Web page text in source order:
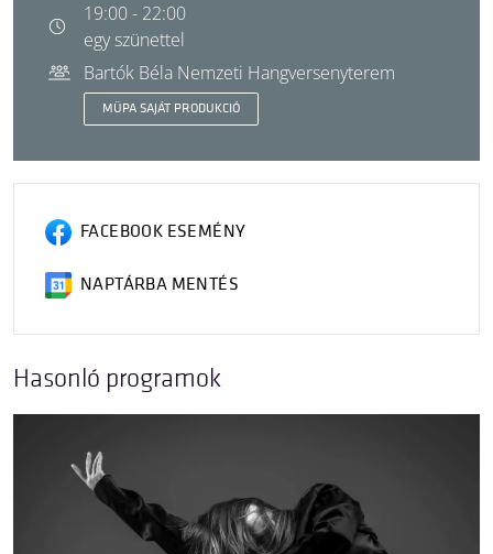
19:00 - 22:00
egy szünettel
Bartók Béla Nemzeti Hangversenyterem
MÜPA SAJÁT PRODUKCIÓ
FACEBOOK ESEMÉNY
NAPTÁRBA MENTÉS
Hasonló programok